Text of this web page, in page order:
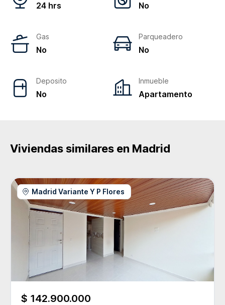
24 hrs No
Gas
No
Parqueadero
No
Deposito
No
Inmueble
Apartamento
Viviendas similares en Madrid
Madrid Variante Y P Flores
$ 142.900.000